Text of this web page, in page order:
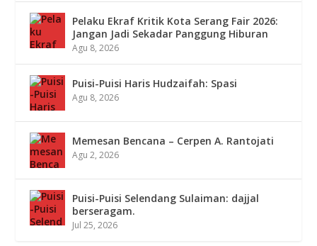
Pelaku Ekraf Kritik Kota Serang Fair 2026:
Jangan Jadi Sekadar Panggung Hiburan
Agu 8, 2026
Puisi-Puisi Haris Hudzaifah: Spasi
Agu 8, 2026
Memesan Bencana – Cerpen A. Rantojati
Agu 2, 2026
Puisi-Puisi Selendang Sulaiman: dajjal
berseragam.
Jul 25, 2026